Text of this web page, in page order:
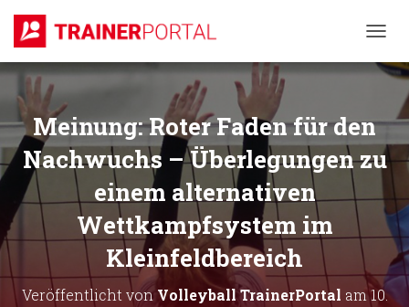
A
I
N
M
H
Meinung: Roter Faden für den
Nachwuchs – Überlegungen zu
einem alternativen
Wettkampfsystem im
Kleinfeldbereich
Veröffentlicht vonVolleyball TrainerPortal am10.